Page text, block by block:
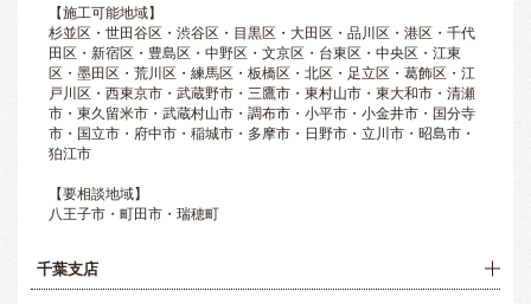
【施工可能地域】
杉並区・世田谷区・渋谷区・目黒区・大田区・品川区・港区・千代
田区・新宿区・豊島区・中野区・文京区・台東区・中央区・江東
区・墨田区・荒川区・練馬区・板橋区・北区・足立区・葛飾区・江
戸川区・西東京市・武蔵野市・三鷹市・東村山市・東大和市・清瀬
市・東久留米市・武蔵村山市・調布市・小平市・小金井市・国分寺
市・国立市・府中市・稲城市・多摩市・日野市・立川市・昭島市・
狛江市
【要相談地域】
八王子市・町田市・瑞穂町
千葉支店